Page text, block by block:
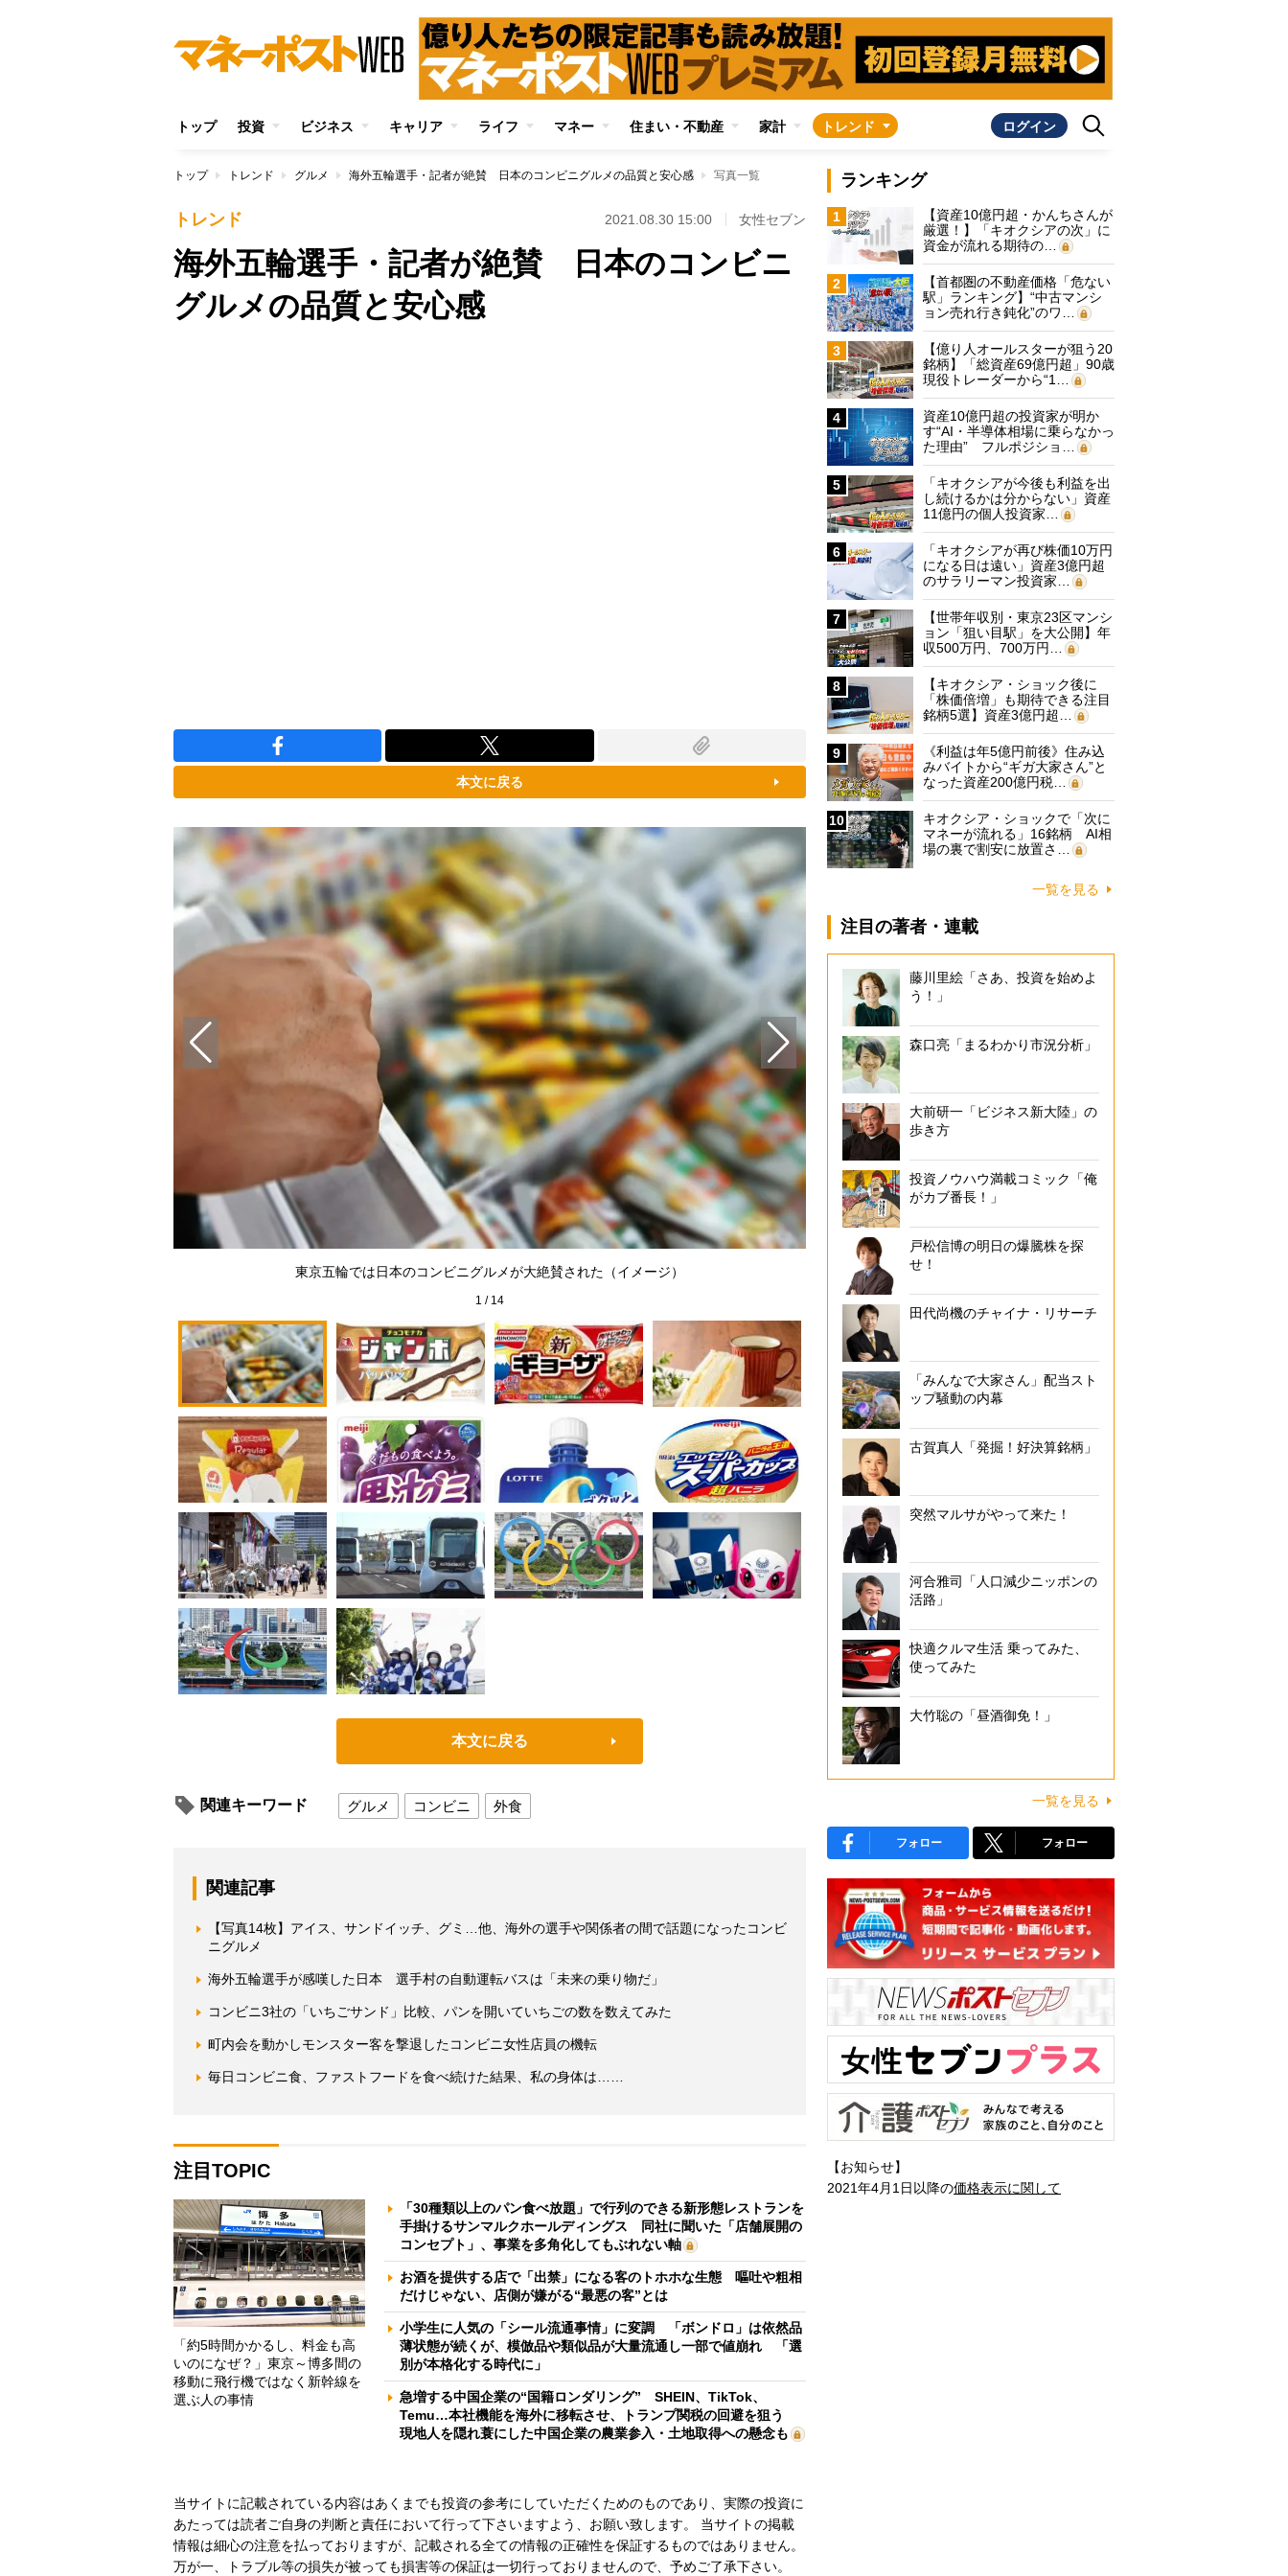
トップ 投資 ビジネス キャリア ライフ マネー 住まい・不動産 家計 トレンド ログイン
トップ トレンド グルメ 海外五輪選手・記者が絶賛 日本のコンビニグルメの品質と安心感 写真一覧
トレンド 2021.08.30 15:00 女性セブン
海外五輪選手・記者が絶賛 日本のコンビニ
グルメの品質と安心感
本文に戻る
東京五輪では日本のコンビニグルメが大絶賛された（イメージ） 「最高のコンビニアイスを見つけた」というシンガポール記者のツ
1 / 14
本文に戻る
関連キーワード グルメ コンビニ 外食
関連記事
【写真14枚】アイス、サンドイッチ、グミ…他、海外の選手や関係者の間で話題になったコンビ
ニグルメ
海外五輪選手が感嘆した日本 選手村の自動運転バスは「未来の乗り物だ」
コンビニ3社の「いちごサンド」比較、パンを開いていちごの数を数えてみた
町内会を動かしモンスター客を撃退したコンビニ女性店員の機転
毎日コンビニ食、ファストフードを食べ続けた結果、私の身体は……
注目TOPIC
「約5時間かかるし、料金も高
いのになぜ？」東京～博多間の
移動に飛行機ではなく新幹線を
選ぶ人の事情
「30種類以上のパン食べ放題」で行列のできる新形態レストランを
手掛けるサンマルクホールディングス 同社に聞いた「店舗展開の
コンセプト」、事業を多角化してもぶれない軸
お酒を提供する店で「出禁」になる客のトホホな生態 嘔吐や粗相
だけじゃない、店側が嫌がる“最悪の客”とは
小学生に人気の「シール流通事情」に変調 「ボンドロ」は依然品
薄状態が続くが、模倣品や類似品が大量流通し一部で値崩れ 「選
別が本格化する時代に」
急増する中国企業の“国籍ロンダリング” SHEIN、TikTok、
Temu…本社機能を海外に移転させ、トランプ関税の回避を狙う
現地人を隠れ蓑にした中国企業の農業参入・土地取得への懸念も
当サイトに記載されている内容はあくまでも投資の参考にしていただくためのものであり、実際の投資に
あたっては読者ご自身の判断と責任において行って下さいますよう、お願い致します。 当サイトの掲載
情報は細心の注意を払っておりますが、記載される全ての情報の正確性を保証するものではありません。
万が一、トラブル等の損失が被っても損害等の保証は一切行っておりませんので、予めご了承下さい。
ランキング
1
【資産10億円超・かんちさんが
厳選！】「キオクシアの次」に
資金が流れる期待の…
2
【首都圏の不動産価格「危ない
駅」ランキング】“中古マンシ
ョン売れ行き鈍化”のワ…
3
【億り人オールスターが狙う20
銘柄】「総資産69億円超」90歳
現役トレーダーから“1…
4
資産10億円超の投資家が明か
す“AI・半導体相場に乗らなかっ
た理由” フルポジショ…
5
「キオクシアが今後も利益を出
し続けるかは分からない」資産
11億円の個人投資家…
6
「キオクシアが再び株価10万円
になる日は遠い」資産3億円超
のサラリーマン投資家…
7
【世帯年収別・東京23区マンシ
ョン「狙い目駅」を大公開】年
収500万円、700万円…
8
【キオクシア・ショック後に
「株価倍増」も期待できる注目
銘柄5選】資産3億円超…
9
《利益は年5億円前後》住み込
みバイトから“ギガ大家さん”と
なった資産200億円税…
10
キオクシア・ショックで「次に
マネーが流れる」16銘柄 AI相
場の裏で割安に放置さ…
一覧を見る
注目の著者・連載
藤川里絵「さあ、投資を始めよ
う！」
森口亮「まるわかり市況分析」
大前研一「ビジネス新大陸」の
歩き方
投資ノウハウ満載コミック「俺
がカブ番長！」
戸松信博の明日の爆騰株を探
せ！
田代尚機のチャイナ・リサーチ
「みんなで大家さん」配当スト
ップ騒動の内幕
古賀真人「発掘！好決算銘柄」
突然マルサがやって来た！
河合雅司「人口減少ニッポンの
活路」
快適クルマ生活 乗ってみた、
使ってみた
大竹聡の「昼酒御免！」
一覧を見る
フォロー フォロー
【お知らせ】
2021年4月1日以降の価格表示に関して